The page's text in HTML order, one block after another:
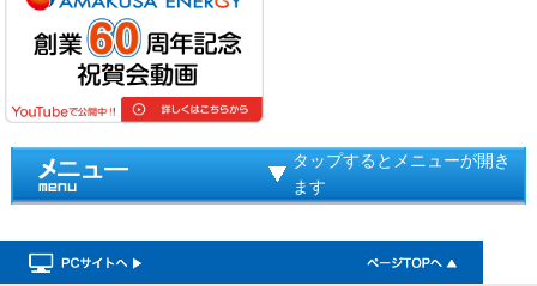
タップするとメニューが開き
ます